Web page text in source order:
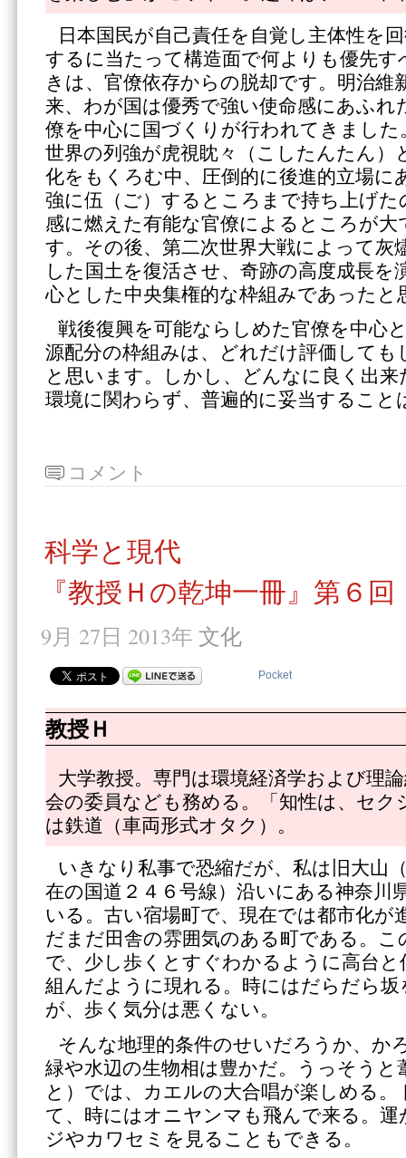
日本国民が自己責任を自覚し主体性を
するに当たって構造面で何よりも優先す
きは、官僚依存からの脱却です。明治維
来、わが国は優秀で強い使命感にあふれ
僚を中心に国づくりが行われてきました
世界の列強が虎視眈々（こしたんたん）
化をもくろむ中、圧倒的に後進的立場に
強に伍（ご）するところまで持ち上げ
感に燃えた有能な官僚によるところが
す。その後、第二次世界大戦によって灰
した国土を復活させ、奇跡の高度成長を
心とした中央集権的な枠組みであったと
戦後復興を可能ならしめた官僚を中心
源配分の枠組みは、どれだけ評価して
と思います。しかし、どんなに良く出
環境に関わらず、普遍的に妥当すること
コメント
科学と現代
『教授Ｈの乾坤一冊』第６回
9月 27日 2013年 文化
Pocket
教授Ｈ
大学教授。専門は環境経済学および理
会の委員なども務める。「知性は、セク
は鉄道（車両形式オタク）。
いきなり私事で恐縮だが、私は旧大山
在の国道２４６号線）沿いにある神奈川
いる。古い宿場町で、現在では都市化が
だまだ田舎の雰囲気のある町である。こ
で、少し歩くとすぐわかるように高台
組んだように現れる。時にはだらだら
が、歩く気分は悪くない。
そんな地理的条件のせいだろうか、か
緑や水辺の生物相は豊かだ。うっそうと
と）では、カエルの大合唱が楽しめる
て、時にはオニヤンマも飛んで来る。
ジやカワセミを見ることもできる。